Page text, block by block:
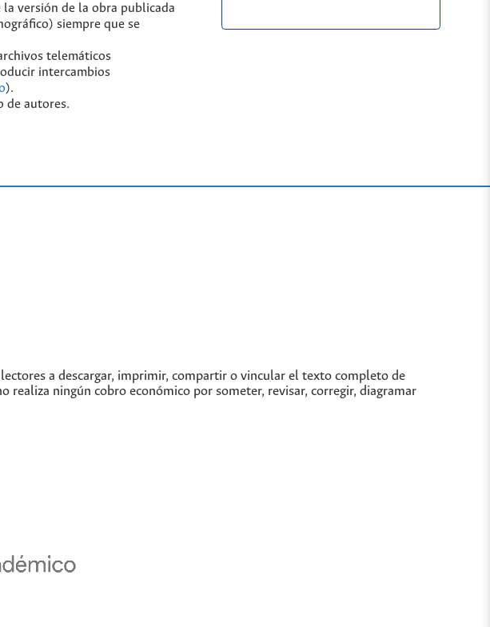
versión de la obra publicada
siempre que se
telemáticos
intercambios
).
de autores.
a descargar, imprimir, compartir o vincular el texto completo de
ningún cobro económico por someter, revisar, corregir, diagramar